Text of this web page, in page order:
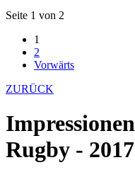
Seite 1 von 2
1
2
Vorwärts
ZURÜCK
Rugby - 2017